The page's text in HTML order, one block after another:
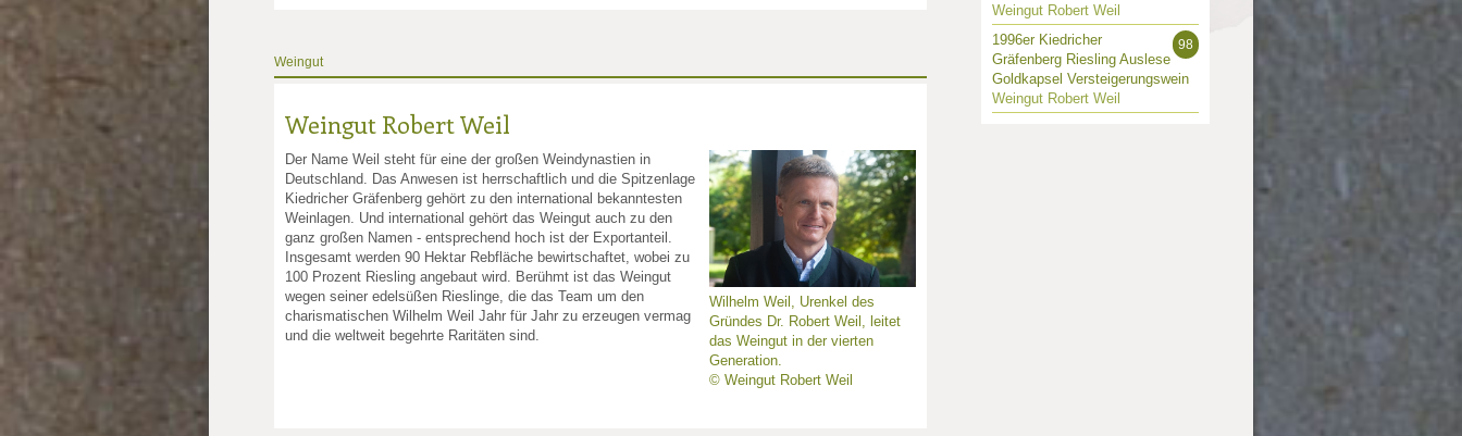
Weingut
Weingut Robert Weil
Wilhelm Weil, Urenkel des
Gründes Dr. Robert Weil, leitet
das Weingut in der vierten
Generation.
© Weingut Robert Weil
Der Name Weil steht für eine der großen Weindynastien in
Deutschland. Das Anwesen ist herrschaftlich und die Spitzenlage
Kiedricher Gräfenberg gehört zu den international bekanntesten
Weinlagen. Und international gehört das Weingut auch zu den
ganz großen Namen - entsprechend hoch ist der Exportanteil.
Insgesamt werden 90 Hektar Rebfläche bewirtschaftet, wobei zu
100 Prozent Riesling angebaut wird. Berühmt ist das Weingut
wegen seiner edelsüßen Rieslinge, die das Team um den
charismatischen Wilhelm Weil Jahr für Jahr zu erzeugen vermag
und die weltweit begehrte Raritäten sind.
Weingut Robert Weil
98
1996er Kiedricher
Gräfenberg Riesling Auslese
Goldkapsel Versteigerungswein
Weingut Robert Weil